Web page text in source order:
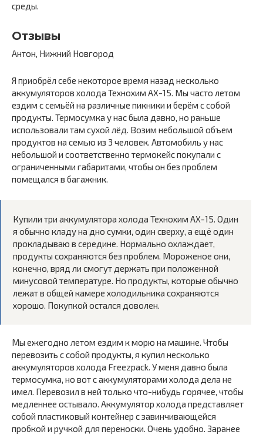
среды.
Отзывы
Антон, Нижний Новгород
Я приобрёл себе некоторое время назад несколько
аккумуляторов холода Технохим AX-15. Мы часто летом
ездим с семьёй на различные пикники и берём с собой
продукты. Термосумка у нас была давно, но раньше
использовали там сухой лёд. Возим небольшой объем
продуктов на семью из 3 человек. Автомобиль у нас
небольшой и соответственно термокейс покупали с
ограниченными габаритами, чтобы он без проблем
помещался в багажник.
Купили три аккумулятора холода Технохим AX-15. Один
я обычно кладу на дно сумки, один сверху, а ещё один
прокладываю в середине. Нормально охлаждает,
продукты сохраняются без проблем. Мороженое они,
конечно, вряд ли смогут держать при положенной
минусовой температуре. Но продукты, которые обычно
лежат в общей камере холодильника сохраняются
хорошо. Покупкой остался доволен.
Мы ежегодно летом ездим к морю на машине. Чтобы
перевозить с собой продукты, я купил несколько
аккумуляторов холода Freezpack. У меня давно была
термосумка, но вот с аккумуляторами холода дела не
имел. Перевозил в ней только что-нибудь горячее, чтобы
медленнее остывало. Аккумулятор холода представляет
собой пластиковый контейнер с завинчивающейся
пробкой и ручкой для переноски. Очень удобно. Заранее